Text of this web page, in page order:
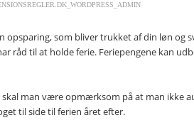
opsparing, som bliver trukket af din løn og
råd til at holde ferie. Feriepengene kan
man være opmærksom på at man ikke
til side til ferien året efter.